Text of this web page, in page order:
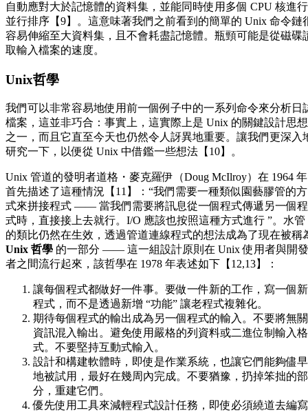
自動應對大於記憶體的資料集，並能同時使用多個 CPU 核進行
並行排序【9】。這意味著我們之前看到的簡單的 Unix 命令鏈
容易伸縮至大資料集，且不會耗盡記憶體。瓶頸可能是從磁碟
取輸入檔案的速度。
Unix哲學
我們可以非常容易地使用前一個例子中的一系列命令來分析日
檔案，這並非巧合：事實上，這實際上是 Unix 的關鍵設計思想
之一，而且它直至今天也仍然令人訝異地重要。讓我們更深入
研究一下，以便從 Unix 中借鑑一些想法【10】。
Unix 管道的發明者道格・麥克羅伊（Doug McIlroy）在 1964 年
首先描述了這種情況【11】：“我們需要一種類似園藝膠管的方
式來拼接程式 —— 當我們需要將訊息從一個程式傳遞另一個程
式時，直接接上去就行。I/O 應該也按照這種方式進行 ”。水管
的類比仍然在生效，透過管道連線程式的想法成為了現在被稱
Unix 哲學 的一部分 —— 這一組設計原則在 Unix 使用者與開發
者之間流行起來，該哲學在 1978 年表述如下【12,13】：
讓每個程式都做好一件事。要做一件新的工作，寫一個新
程式，而不是透過新增 “功能” 讓老程式複雜化。
期待每個程式的輸出成為另一個程式的輸入。不要將無關
資訊混入輸出。避免使用嚴格的列資料或二進位制輸入格
式。不要堅持互動式輸入。
設計和構建軟體時，即使是作業系統，也讓它們能夠儘早
地被試用，最好在幾周內完成。不要猶豫，扔掉笨拙的部
分，重建它們。
優先使用工具來減輕程式設計任務，即使必須繞道去編寫